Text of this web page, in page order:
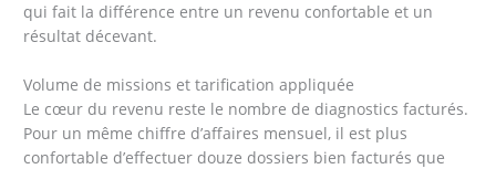
qui fait la différence entre un revenu confortable et un
résultat décevant.
Volume de missions et tarification appliquée
Le cœur du revenu reste le nombre de diagnostics facturés.
Pour un même chiffre d’affaires mensuel, il est plus
confortable d’effectuer douze dossiers bien facturés que